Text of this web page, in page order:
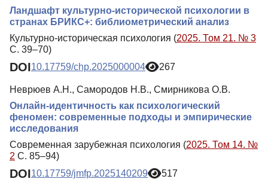
Ландшафт культурно-исторической психологии в
странах БРИКС+: библиометрический анализ
Культурно-историческая психология (2025. Том 21. № 3
С. 39–70)
DOI10.17759/chp.2025000004 267
Неврюев А.Н., Самородов Н.В., Смирникова О.В.
Онлайн-идентичность как психологический
феномен: современные подходы и эмпирические
исследования
Современная зарубежная психология (2025. Том 14. №
2 С. 85–94)
DOI10.17759/jmfp.2025140209 517